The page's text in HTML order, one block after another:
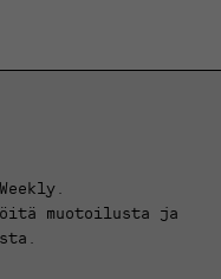
muotoilusta ja